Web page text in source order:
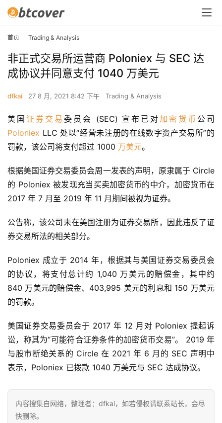
首页 Trading & Analysis
非正式交易所运营商 Poloniex 与 SEC 达
成协议并同意支付 1040 万美元
dfkai 27 8 月, 2021 8:42 下午 Trading & Analysis
美国 证券交易 委员会 (SEC) 宣布已对加密货币
Poloniex LLC 处以“经营未注册的在线数字资产交易所”的
罚款，该公司将支付超过 1000 万美元。
根据美国证券交易委员会周一发表的声明，原隶属于 Circle
的 Poloniex 被发现充当买卖加密货币的中介，加密货币在
2017 年 7 月至 2019 年 11 月期间被视为证券。
公告称，该公司未在美国注册为证券交易所，因此违反了证
券交易所法的相关部分。
Poloniex 成立于 2014 年，根据其与美国证券交易委员会
的协议，将支付总计约 1,040 万美元的赔偿金，其中约
840 万美元的赔偿金、403,995 美元的利息和 150 万美元
的罚款。
美国证券交易委员会于 2017 年 12 月对 Poloniex 提起诉
讼，称其为“可能符合证券条件的加密货币交易”。 2019 年
与股市断绝关系的 Circle 在 2021 年 6 月的 SEC 声明中
表示，Poloniex 已拨款 1040 万美元与 SEC 达成协议。
内容搜集自网络，整理者：dfkai，如若侵权请联系站长，会尽
快删除。